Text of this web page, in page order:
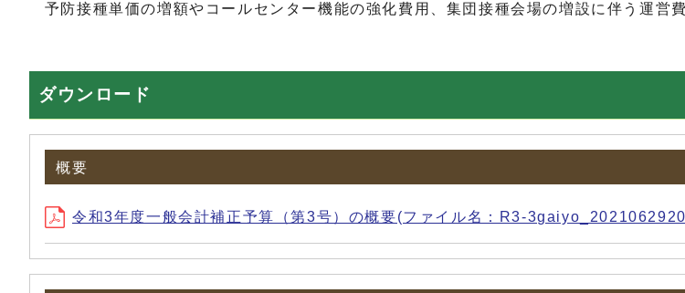
予防接種単価の増額やコールセンター機能の強化費用、集団接種会場の増設に伴う運営
ダウンロード
概要
令和3年度一般会計補正予算（第3号）の概要(ファイル名：R3-